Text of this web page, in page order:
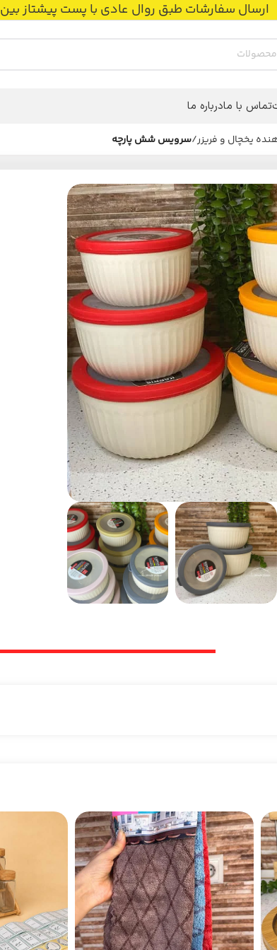
ارسال سفارشات طبق روال عادی با پست پیشتاز بین 2 الی 5 روز کاری درحال انجام می باشد.
تماس با مادرباره ما
یخچال و فریزر/سرویس شش پارچه